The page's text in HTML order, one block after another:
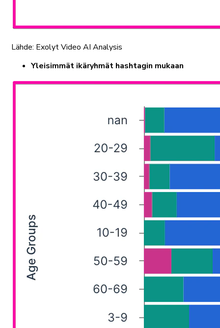
Lähde: Exolyt Video AI Analysis
Yleisimmät ikäryhmät hashtagin mukaan